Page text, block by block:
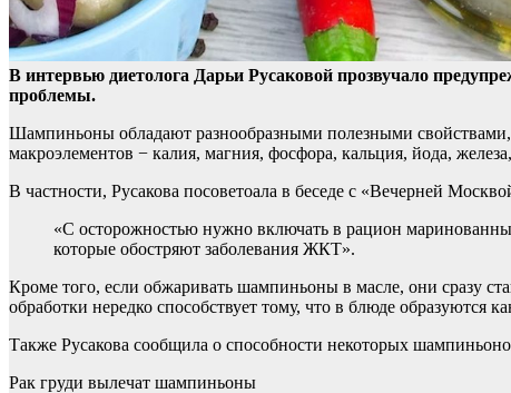
В интервью диетолога Дарьи Русаковой прозвучало
проблемы.
Шампиньоны обладают разнообразными полезными
макроэлементов − калия, магния, фосфора, кальция, йода,
В частности, Русакова посоветоала в беседе с «Вечерней
«С осторожностью нужно включать в рацион
которые обостряют заболевания ЖКТ».
Кроме того, если обжаривать шампиньоны в масле, они сразу
обработки нередко способствует тому, что в блюде образуются
Также Русакова сообщила о способности некоторых
Рак груди вылечат шампиньоны